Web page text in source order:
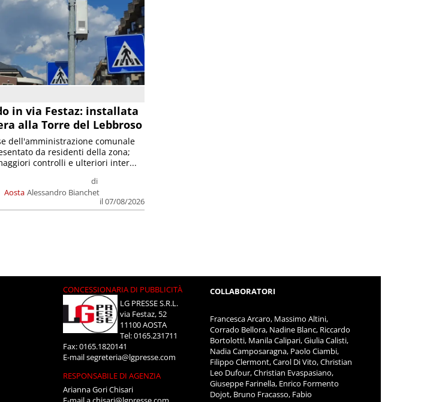
in via Festaz: installata
alla Torre del Lebbroso
Aosta
di
Alessandro Bianchet
il 07/08/2026
dell'amministrazione comunale
da residenti della zona;
controlli e ulteriori inter...
CONCESSIONARIA DI PUBBLICITÀ
LG PRESSE S.R.L.
via Festaz, 52
11100 AOSTA
Tel: 0165.231711
Fax: 0165.1820141
E-mailsegreteria@lgpresse.com
RESPONSABILE DI AGENZIA
Arianna Gori Chisari
COLLABORATORI
Francesca Arcaro, Massimo Altini,
Corrado Bellora, Nadine Blanc, Riccardo
Bortolotti, Manila Calipari, Giulia Calisti,
Nadia Camposaragna, Paolo Ciambi,
Filippo Clermont, Carol Di Vito, Christian
Leo Dufour, Christian Evaspasiano,
Giuseppe Farinella, Enrico Formento
Dojot, Bruno Fracasso, Fabio